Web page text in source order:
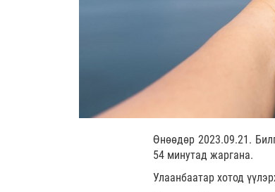
Өнөөдөр 2023.09.21.
54 минутад жаргана.
Улаанбаатар хотод